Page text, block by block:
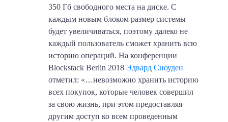
350 Гб свободного места на диске. С
каждым новым блоком размер системы
будет увеличиваться, поэтому далеко не
каждый пользователь сможет хранить всю
историю операций. На конференции
Blockstack Berlin 2018 Эдвард Сноуден
отметил: «…невозможно хранить историю
всех покупок, которые человек совершил
за свою жизнь, при этом предоставляя
другим доступ ко всем проведенным